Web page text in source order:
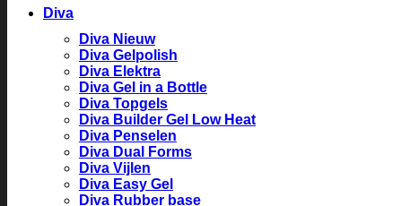
Diva
Diva Nieuw
Diva Gelpolish
Diva Elektra
Diva Gel in a Bottle
Diva Topgels
Diva Builder Gel Low Heat
Diva Penselen
Diva Dual Forms
Diva Vijlen
Diva Easy Gel
Diva Rubber base